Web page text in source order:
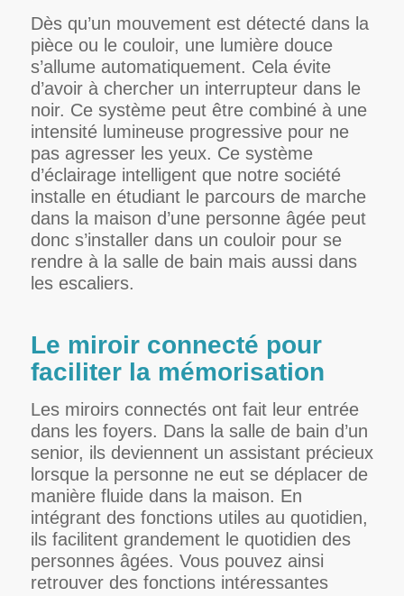
Dès qu’un mouvement est détecté dans la
pièce ou le couloir, une lumière douce
s’allume automatiquement. Cela évite
d’avoir à chercher un interrupteur dans le
noir. Ce système peut être combiné à une
intensité lumineuse progressive pour ne
pas agresser les yeux. Ce système
d’éclairage intelligent que notre société
installe en étudiant le parcours de marche
dans la maison d’une personne âgée peut
donc s’installer dans un couloir pour se
rendre à la salle de bain mais aussi dans
les escaliers.
Le miroir connecté pour
faciliter la mémorisation
Les miroirs connectés ont fait leur entrée
dans les foyers. Dans la salle de bain d’un
senior, ils deviennent un assistant précieux
lorsque la personne ne eut se déplacer de
manière fluide dans la maison. En
intégrant des fonctions utiles au quotidien,
ils facilitent grandement le quotidien des
personnes âgées. Vous pouvez ainsi
retrouver des fonctions intéressantes